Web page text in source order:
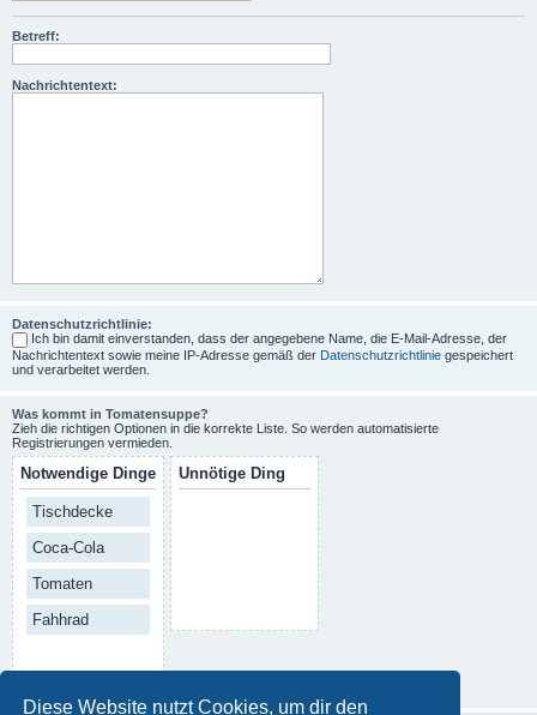
Diese Website nutzt Cookies, um dir den
Betreff:
Nachrichtentext:
Datenschutzrichtlinie:
Ich bin damit einverstanden, dass der angegebene Name, die E-Mail-Adresse, der
Nachrichtentext sowie meine IP-Adresse gemäß der Datenschutzrichtlinie gespeichert
und verarbeitet werden.
Was kommt in Tomatensuppe?
Zieh die richtigen Optionen in die korrekte Liste. So werden automatisierte
Registrierungen vermieden.
Notwendige Dinge
Tischdecke
Coca-Cola
Tomaten
Fahhrad
Unnötige Ding